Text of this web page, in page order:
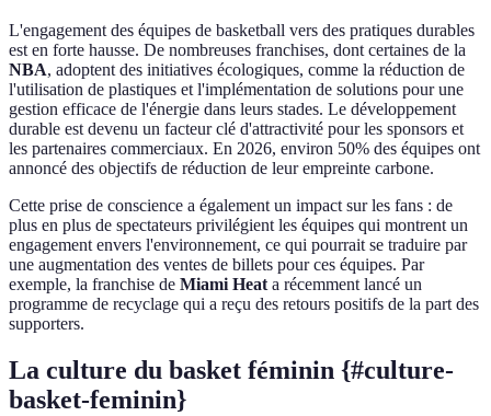
L'engagement des équipes de basketball vers des pratiques durables
est en forte hausse. De nombreuses franchises, dont certaines de la
NBA, adoptent des initiatives écologiques, comme la réduction de
l'utilisation de plastiques et l'implémentation de solutions pour une
gestion efficace de l'énergie dans leurs stades. Le développement
durable est devenu un facteur clé d'attractivité pour les sponsors et
les partenaires commerciaux. En 2026, environ 50% des équipes ont
annoncé des objectifs de réduction de leur empreinte carbone.
Cette prise de conscience a également un impact sur les fans : de
plus en plus de spectateurs privilégient les équipes qui montrent un
engagement envers l'environnement, ce qui pourrait se traduire par
une augmentation des ventes de billets pour ces équipes. Par
exemple, la franchise de Miami Heat a récemment lancé un
programme de recyclage qui a reçu des retours positifs de la part des
supporters.
La culture du basket féminin {#culture-
basket-feminin}